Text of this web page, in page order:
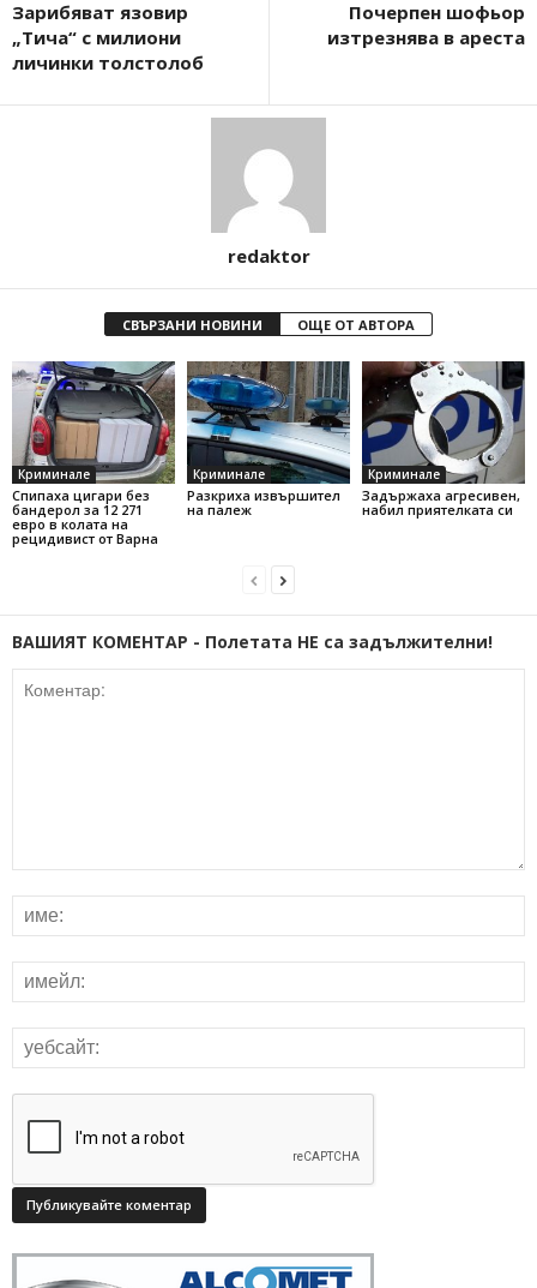
Зарибяват язовир
„Тича“ с милиони
личинки толстолоб
Почерпен шофьор
изтрезнява в ареста
redaktor
СВЪРЗАНИ НОВИНИ ОЩЕ ОТ АВТОРА
Криминале
Спипаха цигари без
бандерол за 12 271
евро в колата на
рецидивист от Варна
Криминале
Разкриха извършител
на палеж
Криминале
Задържаха агресивен,
набил приятелката си
ВАШИЯТ КОМЕНТАР - Полетата НЕ са задължителни!